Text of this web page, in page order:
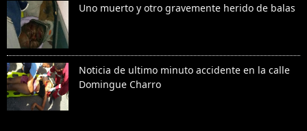
Uno muerto y otro gravemente herido de balas
Noticia de ultimo minuto accidente en la calle
Domingue Charro